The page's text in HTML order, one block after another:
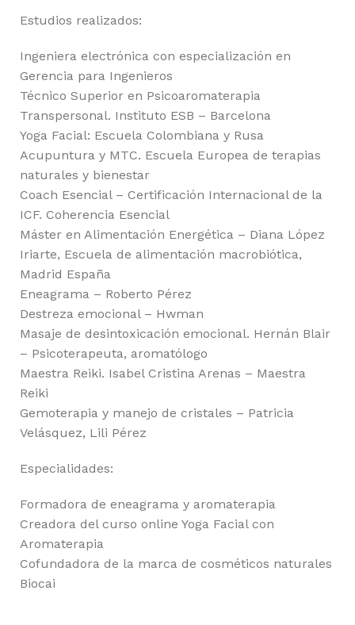
Estudios realizados:
Ingeniera electrónica con especialización en
Gerencia para Ingenieros
Técnico Superior en Psicoaromaterapia
Transpersonal. Instituto ESB – Barcelona
Yoga Facial: Escuela Colombiana y Rusa
Acupuntura y MTC. Escuela Europea de terapias
naturales y bienestar
Coach Esencial – Certificación Internacional de la
ICF. Coherencia Esencial
Máster en Alimentación Energética – Diana López
Iriarte, Escuela de alimentación macrobiótica,
Madrid España
Eneagrama – Roberto Pérez
Destreza emocional – Hwman
Masaje de desintoxicación emocional. Hernán Blair
– Psicoterapeuta, aromatólogo
Maestra Reiki. Isabel Cristina Arenas – Maestra
Reiki
Gemoterapia y manejo de cristales – Patricia
Velásquez, Lili Pérez
Especialidades:
Formadora de eneagrama y aromaterapia
Creadora del curso online Yoga Facial con
Aromaterapia
Cofundadora de la marca de cosméticos naturales
Biocai